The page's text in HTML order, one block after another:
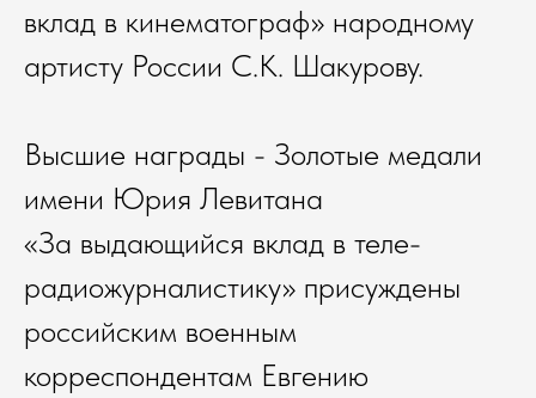
вклад в кинематограф» народному
артисту России С.К. Шакурову.
Высшие награды - Золотые медали
имени Юрия Левитана
«За выдающийся вклад в теле-
радиожурналистику» присуждены
российским военным
корреспондентам Евгению